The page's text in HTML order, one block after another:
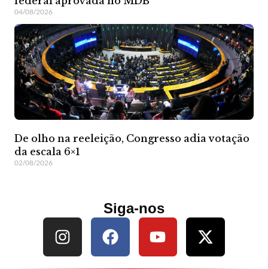
04/08/2026
De olho na reeleição, Congresso adia votação
da escala 6×1
02/08/2026
Siga-nos